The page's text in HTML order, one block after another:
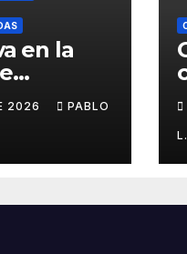
en la
2026 PABLO
L.